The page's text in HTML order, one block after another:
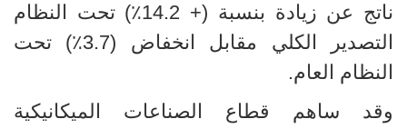
ناتج عن زيادة بنسبة (+ 14.2٪) تحت النظام
التصدير الكلي مقابل انخفاض (3.7٪) تحت
النظام العام.
وقد ساهم قطاع الصناعات الميكانيكية